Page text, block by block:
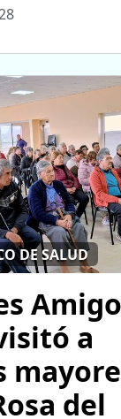
DE SALUD
a
del